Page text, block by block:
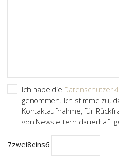
Ich habe die
genommen. Ich stimme zu,
Kontaktaufnahme, für
von Newslettern dauerhaft
7zwei8eins6